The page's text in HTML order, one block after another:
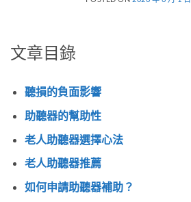
文章目錄
聽損的負面影響
助聽器的幫助性
老人助聽器選擇心法
老人助聽器推薦
如何申請助聽器補助？